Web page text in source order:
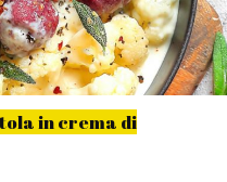
in crema di